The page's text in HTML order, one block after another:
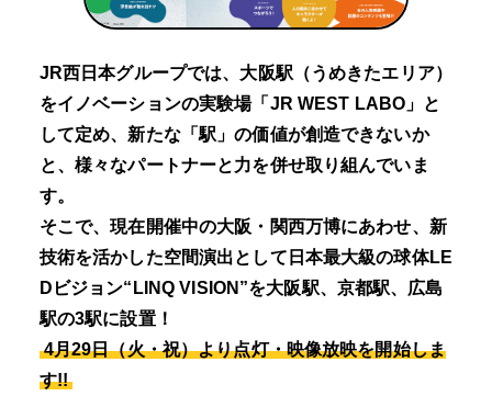
JR西日本グループでは、大阪駅（うめきたエリア）
をイノベーションの実験場「JR WEST LABO」と
して定め、新たな「駅」の価値が創造できないか
と、様々なパートナーと力を併せ取り組んでいま
す。
そこで、現在開催中の大阪・関西万博にあわせ、新
技術を活かした空間演出として日本最大級の球体LE
Dビジョン“LINQ VISION”を大阪駅、京都駅、広島
駅の3駅に設置！
4月29日（火・祝）より点灯・映像放映を開始しま
す!!